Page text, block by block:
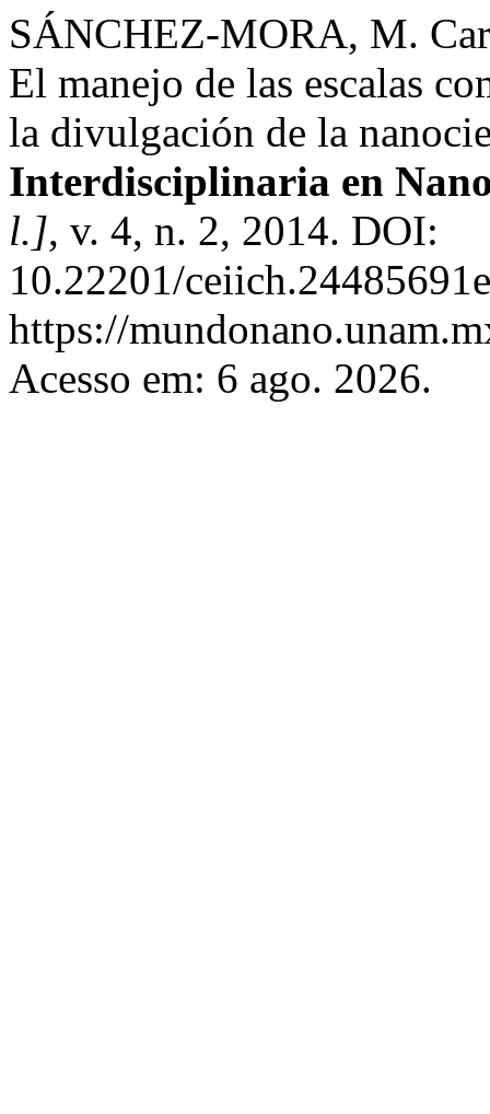
SÁNCHEZ-MORA, M.
El manejo de las escalas
la divulgación de la
Interdisciplinaria en
l.], v. 4, n. 2, 2014. DOI:
10.22201/
https://
Acesso em: 6 ago. 2026.